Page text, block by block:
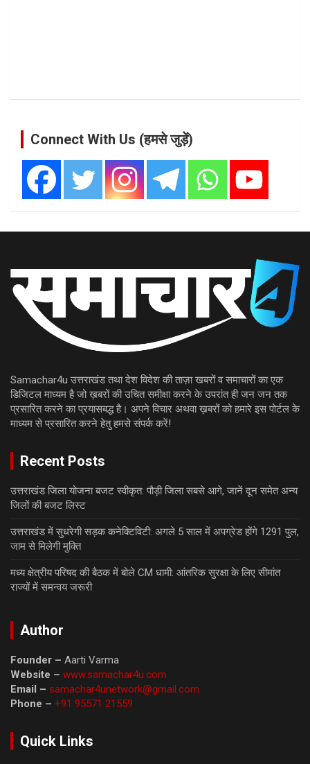
Connect With Us (हमसे जुड़ें)
Samachar4u उत्तराखंड तथा देश विदेश की ताज़ा खबरों व समाचारों का एक
डिजिटल माध्यम है जो ख़बरों की उचित समीक्षा करने के उपरांत ही जन जन तक
प्रसारित करने का प्रयासबद्ध है। अपने विचार अथवा ख़बरों को हमारे इस पोर्टल के
माध्यम से प्रसारित करने हेतु हमसे संपर्क करें!
Recent Posts
उत्तराखंड जिला योजना बजट स्वीकृत: पौड़ी जिला सबसे आगे, जानें दून समेत अन्य
जिलों की बजट लिस्ट
उत्तराखंड में सुधरेगी सड़क कनेक्टिविटी: अगले 5 साल में अपग्रेड होंगे 1291 पुल,
जाम से मिलेगी मुक्ति
मध्य क्षेत्रीय परिषद की बैठक में बोले CM धामी: आंतरिक सुरक्षा के लिए सीमांत
राज्यों में समन्वय जरूरी
Author
Founder – Aarti Varma
Website – www.samachar4u.com
Email – samachar4unetwork@gmail.com
Phone – +91 95571 21559
Quick Links